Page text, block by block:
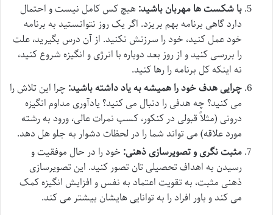
با شکست ها مهربان باشید: هیچ کس کامل نیست و احتمال
دارد گاهی برنامه بهم بریزد. اگر یک روز نتوانستید به برنامه
خود عمل کنید، خود را سرزنش نکنید. از آن درس بگیرید، علت
را بررسی کنید و از روز بعد دوباره با انرژی و انگیزه شروع کنید،
نه اینکه کل برنامه را رها کنید.
چرایی هدف خود را همیشه به یاد داشته باشید: چرا این تلاش را
می کنید؟ چه هدفی را دنبال می کنید؟ یادآوری مداوم انگیزه
درونی (مثلاً قبولی در کنکور، کسب نمرات عالی، ورود به رشته
مورد علاقه) می تواند شما را در لحظات دشوار به جلو هل دهد.
مثبت نگری و تصویرسازی ذهنی: خود را در حال موفقیت و
رسیدن به اهداف تحصیلی تان تصور کنید. این تصویرسازی
ذهنی مثبت، به تقویت اعتماد به نفس و افزایش انگیزه کمک
می کند و باور افراد را به توانایی هایشان بیشتر می کند.